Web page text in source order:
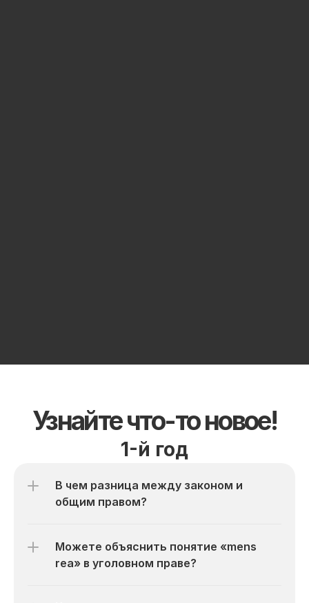
Узнайте что-то новое!
1-й год
В чем разница между законом и
общим правом?
Можете объяснить понятие «mens
rea» в уголовном праве?